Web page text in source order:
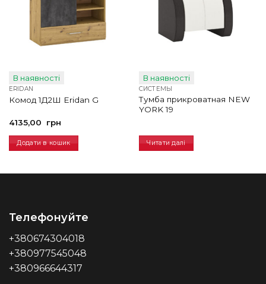
В наявності
ERIDAN
Комод 1Д2Ш Eridan G
4135,00 грн
Додати в кошик
В наявності
СИСТЕМЫ
Тумба прикроватная NEW
YORK 19
Читати далі
Телефонуйте
+380674304018
+380977545048
+380966644317